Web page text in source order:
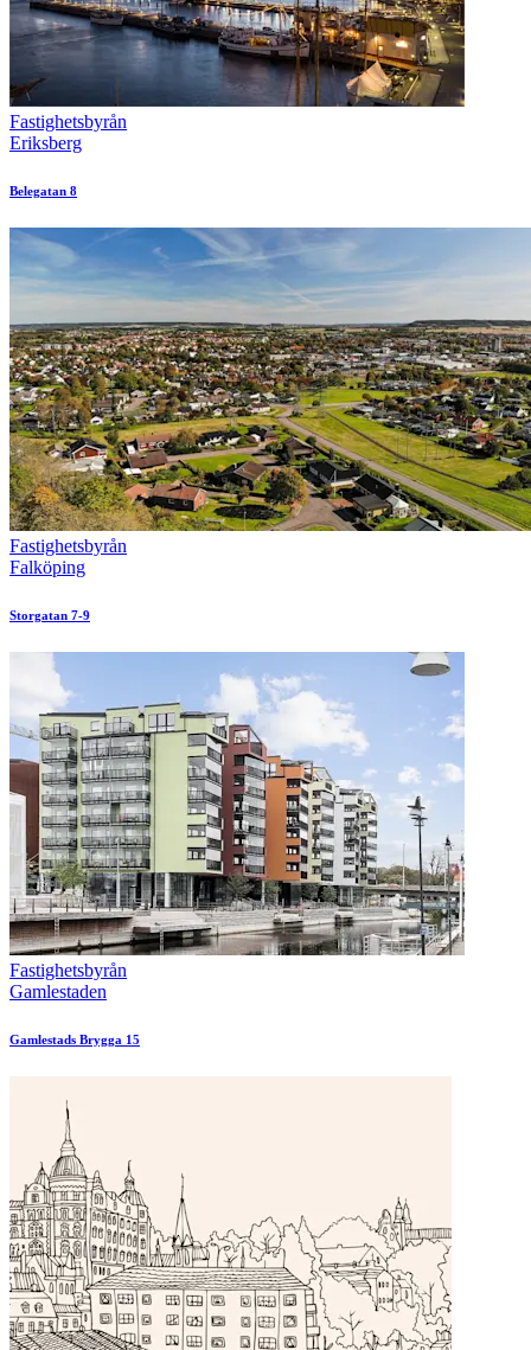
Fastighetsbyrån
Eriksberg
Belegatan 8
Fastighetsbyrån
Falköping
Storgatan 7-9
Fastighetsbyrån
Gamlestaden
Gamlestads Brygga 15